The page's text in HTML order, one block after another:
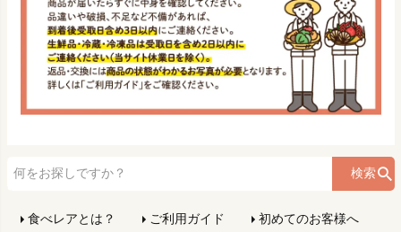
検索
食べレアとは？ ご利用ガイド
初めてのお客様へ